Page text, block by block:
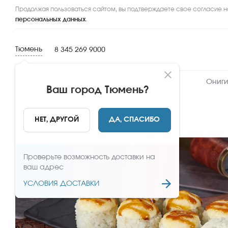
Продолжая пользоваться сайтом, вы подтверждаете свое согласие
персональных данных.
Тюмень
Ваш город Тюмень?
НЕТ, ДРУГОЙ ДА, СПАСИБО
Проверьте возможность доставки на
ваш адрес
УСЛОВИЯ ДОСТАВКИ
8 345 269 9000
НАЗАД